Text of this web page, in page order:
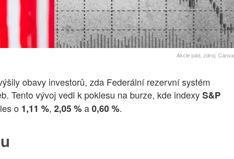
Akcie pád, zdroj: Canva
obavy investorů, zda Federální rezervní systém
Tento vývoj vedl k poklesu na burze, kde indexyS&P
o 1,11 %, 2,05 %a0,60 %.